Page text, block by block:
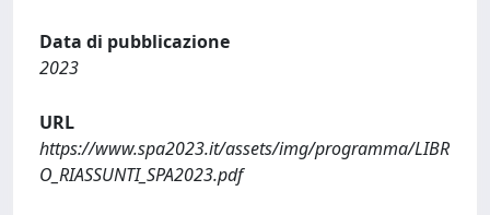
Data di pubblicazione
2023
URL
https://www.spa2023.it/assets/img/programma/LIBR
O_RIASSUNTI_SPA2023.pdf